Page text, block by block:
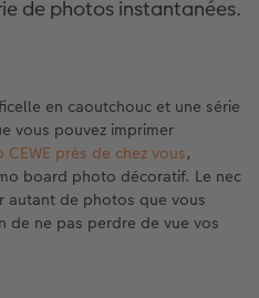
CEWE Bébé
cuir et en lin
sur papier recyclé
photo
personnalisée
dibond
avec design
A4 Panorama
A3
bureau carré
personnalisée
biométriques
le départ
pour Pâques
mariés
de photos instantanées.
en caoutchouc et une série
vous pouvez imprimer
près de chez vous,
board photo décoratif. Le nec
autant de photos que vous
de ne pas perdre de vue vos